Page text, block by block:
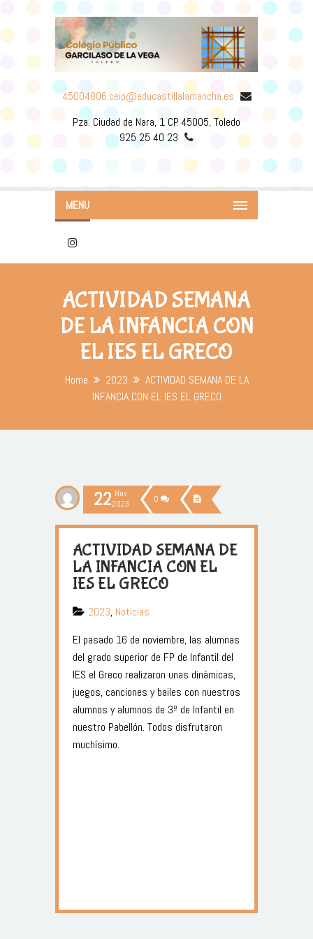
45004806.ceip@educastillalamancha.es
Pza. Ciudad de Nara, 1 CP. 45005, Toledo
925 25 40 23
MENU
ACTIVIDAD SEMANA
DE LA INFANCIA CON
EL IES EL GRECO
Home 2023
ACTIVIDAD SEMANA DE LA
INFANCIA CON EL IES EL GRECO
22 Nov
2023
0
ACTIVIDAD SEMANA DE
LA INFANCIA CON EL
IES EL GRECO
2023, Noticias
El pasado 16 de noviembre, las alumnas
del grado superior de FP de Infantil del
IES el Greco realizaron unas dinámicas,
juegos, canciones y bailes con nuestros
alumnos y alumnos de 3º de Infantil en
nuestro Pabellón. Todos disfrutaron
muchísimo.